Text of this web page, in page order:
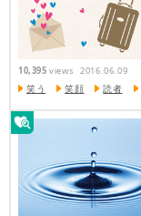
10,395 views 2016.06.09
笑う 笑顔 読者